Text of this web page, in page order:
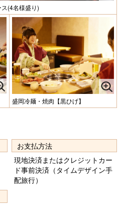
(4名様盛り)
盛岡冷麺・焼肉【黒ひげ】
お支払方法
現地決済またはクレジットカー
ド事前決済（タイムデザイン手
配旅行）